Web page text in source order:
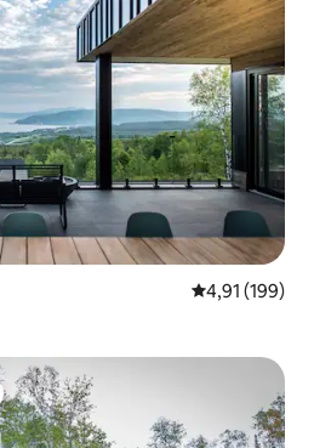
Gemiddelde
4,91 (199)